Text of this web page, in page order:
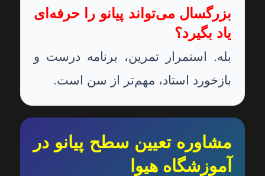
بزرگسال می‌تواند پیانو را حرفه‌ای
یاد بگیرد؟
بله. استمرار تمرین، برنامه درست و
بازخورد استاد، مهم‌تر از سن است.
مشاوره تعیین سطح پیانو در
آموزشگاه هیوا